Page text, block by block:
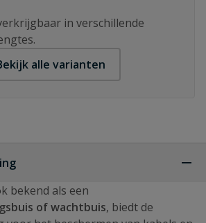
in verschillende
alle varianten
bekend als een
of wachtbuis, biedt de